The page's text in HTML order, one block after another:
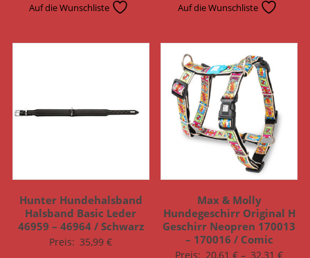
Auf die Wunschliste Auf die Wunschliste
Hunter Hundehalsband
Halsband Basic Leder
46959 – 46964 / Schwarz
Preis: 35,99€
Max & Molly
Hundegeschirr Original H
Geschirr Neopren 170013
– 170016 / Comic
Preis: 20,61€ – 32,31€